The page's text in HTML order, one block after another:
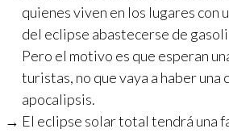
quienes viven en los lugares con
del eclipse abastecerse de
Pero el motivo es que esperan
turistas, no que vaya a haber una
apocalipsis.
El eclipse solar total tendrá una